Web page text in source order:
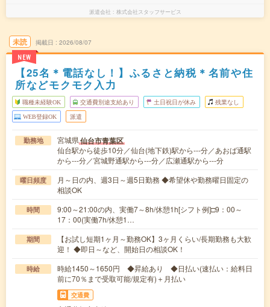
派遣会社 株式会社スタッフサービス
未読
NEW
掲載日 2026/08/07
【25名＊電話なし！】ふるさと納税＊名前や住
所などモクモク入力
職種未経験OK 交通費別途支給あり 土日祝日が休み 残業なし
WEB登録OK 派遣
勤務地 宮城県仙台市青葉区
仙台駅から徒歩10分／仙台(地下鉄)駅から---分／あおば通駅
から---分／宮城野通駅から---分／広瀬通駅から---分
曜日頻度
月～日の内、週3日～週5日勤務 ◆希望休や勤務曜日固定の
相談OK
時間
9:00～21:00の内、実働7～8h/休憩1h[シフト例]□9：00～
17：00(実働7h/休憩1…
期間
【お試し短期1ヶ月～勤務OK】3ヶ月くらい/長期勤務も大歓
迎！ ◆即日～など、開始日の相談OK！
時給
時給1450～1650円 ◆昇給あり ◆日払い(速払い：給料日
前に70％まで受取可能/規定有)＋月払い
交通費